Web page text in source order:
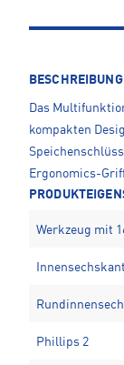
BESCHREIBUNG
Das
kompakten
Ergonomics-
Werkzeug mit
Phillips 2